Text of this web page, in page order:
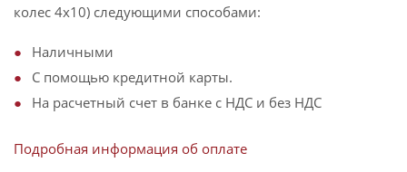
колес 4х10) следующими способами:
Наличными
С помощью кредитной карты.
На расчетный счет в банке с НДС и без НДС
Подробная информация об оплате